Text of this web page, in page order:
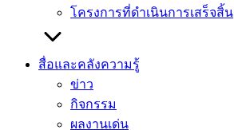
โครงการที่ดำเนินการเสร็จสิ้น
สื่อและคลังความรู้
ข่าว
กิจกรรม
ผลงานเด่น